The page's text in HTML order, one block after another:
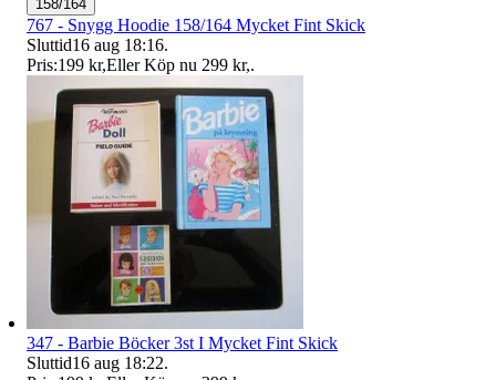
158/164
767 - Snygg Hoodie 158/164 Mycket Fint Skick
Sluttid16 aug 18:16.
Pris:199 kr,Eller Köp nu 299 kr,.
347 - Barbie Böcker 3st I Mycket Fint Skick
Sluttid16 aug 18:22.